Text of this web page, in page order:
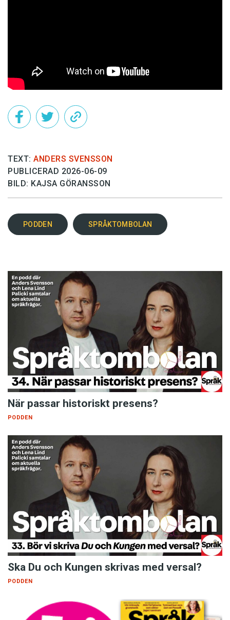
TEXT: ANDERS SVENSSON
PUBLICERAD 2026-06-09
BILD: KAJSA GÖRANSSON
PODDEN SPRÅKTOMBOLAN
När passar historiskt presens?
PODDEN
Ska Du och Kungen skrivas med versal?
PODDEN